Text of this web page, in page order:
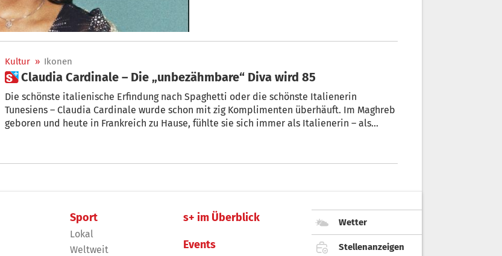
Kultur » Ikonen
 Claudia Cardinale – Die „unbezähmbare“ Diva wird 85
Die schönste italienische Erfindung nach Spaghetti oder die schönste Italienerin
Tunesiens – Claudia Cardinale wurde schon mit zig Komplimenten überhäuft. Im Maghreb
geboren und heute in Frankreich zu Hause, fühlte sie sich immer als Italienerin – als
engagiert. + von Robert Messer
Sport
Lokal
Weltweit
s+ im Überblick
Events
Wetter
Stellenanzeigen